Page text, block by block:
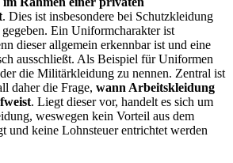
. Dies ist insbesondere bei Schutzkleidung
Ein Uniformcharakter ist
dieser allgemein erkennbar ist und eine
ausschließt. Als Beispiel für Uniformen
die Militärkleidung zu nennen. Zentral ist
daher die Frage, wann Arbeitskleidung
. Liegt dieser vor, handelt es sich um
weswegen kein Vorteil aus dem
und keine Lohnsteuer entrichtet werden